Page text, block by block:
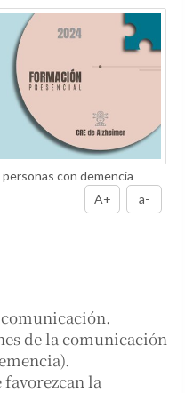
con demencia
A+
a-
de la comunicación
favorezcan la